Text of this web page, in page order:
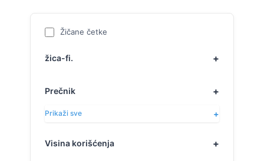
Žičane četke
žica-fi.
Prečnik
Prikaži sve
Visina korišćenja